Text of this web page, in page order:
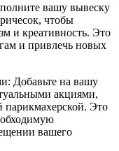
вашу вывеску
чтобы
и креативность. Это
и привлечь новых
Добавьте на вашу
акциями,
Это
вашего